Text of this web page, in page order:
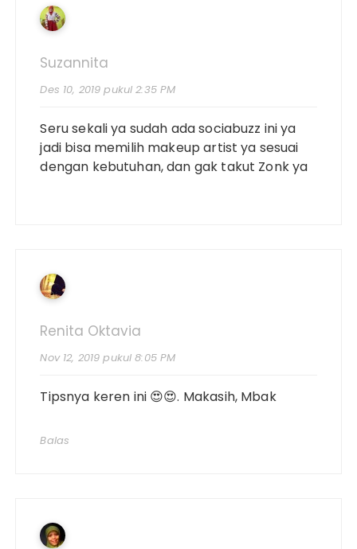
Suzannita
Des 10, 2019 pukul 2:35 PM
Seru sekali ya sudah ada sociabuzz ini ya
jadi bisa memilih makeup artist ya sesuai
dengan kebutuhan, dan gak takut Zonk ya
Renita Oktavia
Nov 12, 2019 pukul 8:05 PM
Tipsnya keren ini 😍😍. Makasih, Mbak
Balas